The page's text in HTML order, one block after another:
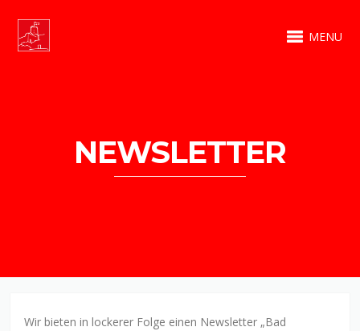
MENU
NEWSLETTER
Wir bieten in lockerer Folge einen Newsletter „Bad